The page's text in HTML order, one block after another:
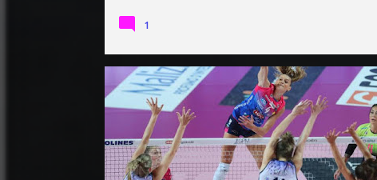
1
IGOR VOLLEY NOVARA IL BISONTE FIRENZE